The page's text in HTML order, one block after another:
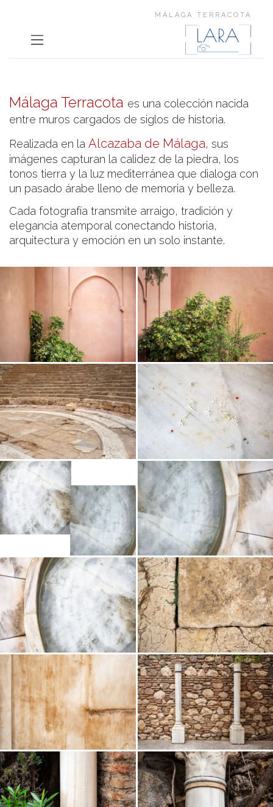
MÁLAGA TERRACOTA
Málaga Terracota es una colección nacida
entre muros cargados de siglos de historia.
Realizada en la Alcazaba de Málaga, sus
imágenes capturan la calidez de la piedra, los
tonos tierra y la luz mediterránea que dialoga con
un pasado árabe lleno de memoria y belleza.
Cada fotografía transmite arraigo, tradición y
elegancia atemporal conectando historia,
arquitectura y emoción en un solo instante.